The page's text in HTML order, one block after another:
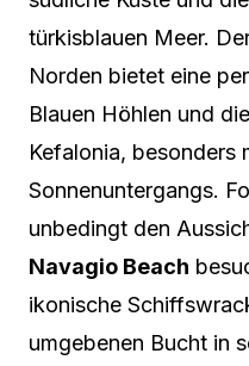
türkisblauen Meer.
Norden bietet eine
Blauen Höhlen und
Kefalonia, besonders
Sonnenuntergangs.
unbedingt den
Navagio Beach
ikonische
umgebenen Bucht in